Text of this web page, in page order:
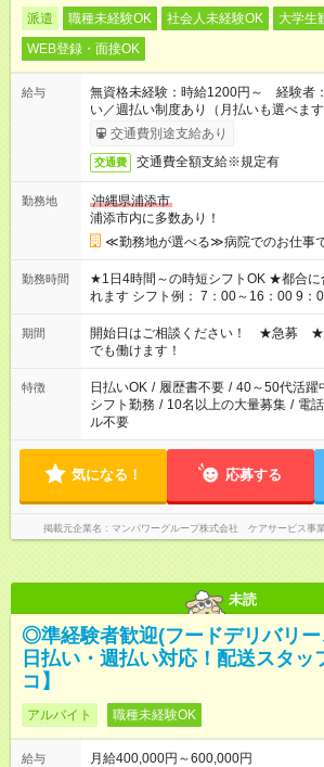
派遣 職種未経験OK 社会人未経験OK 大学生
WEB登録・面接OK
給与
無資格未経験：時給1200円～ 経験
い／週払い制度あり（月払いも選べま
完了次第のお支払いとなります。
交通費別途支給あり
交通費 交通費全額支給※規定有
勤務地
沖縄県浦添市
浦添市内に多数あり！
≪勤務地が選べる≫病院でのお仕事で
勤務時間
★1日4時間～の時短シフトOK ★都合に合わせてシフトが決めら
れます シフト例： 7：00～16：00 9：
18：00 11：00～20：00 など ※Wワークの場合、他のお仕事と
合わせ週40時間超の就業はご案内でき
週20時間以上勤務は社会保険への加入
派遣法（日雇い派遣の原則禁止）によ
業はご案内が難しい場合があります
期間
開始日はご相談ください！ ★急募 ★
でも働けます！
特徴 日払いOK / 履歴書不要 / 40～50代活躍
シフト勤務 / 10名以上の大量募集 / 電
ル不要
気になる！ 応募する
掲載元企業名 マンパワーグループ株式会社 ケアサービス事
未読
◎準経験者歓迎(フードデリバリー
日払い・週払い対応！配送スタッ
コ】
アルバイト 職種未経験OK
給与
月給400,000円～600,000円